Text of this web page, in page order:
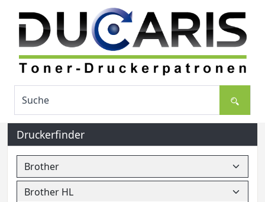
Druckerfinder